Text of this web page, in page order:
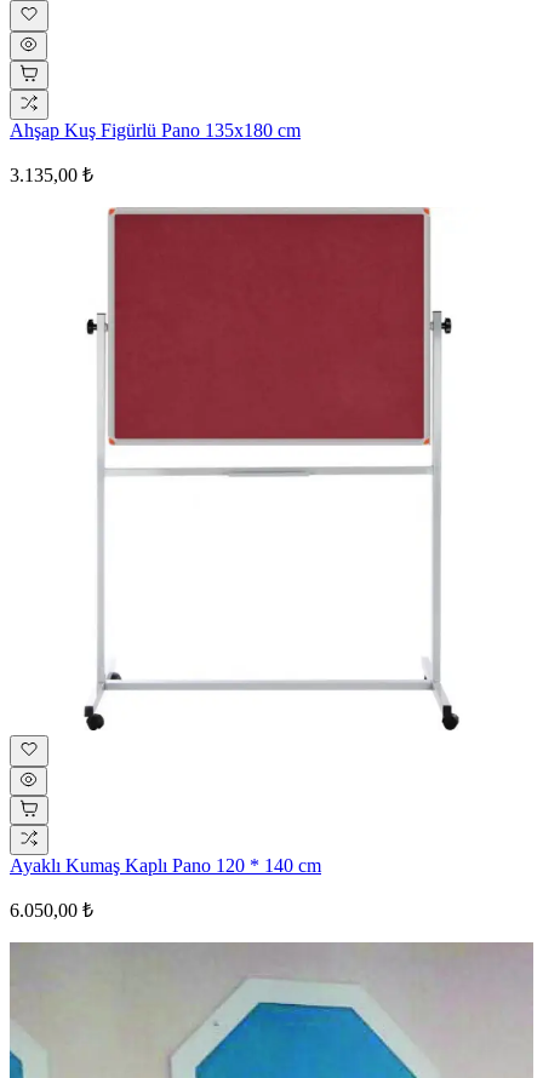
Ahşap Kuş Figürlü Pano 135x180 cm
3.135,00 ₺
Ayaklı Kumaş Kaplı Pano 120 * 140 cm
6.050,00 ₺